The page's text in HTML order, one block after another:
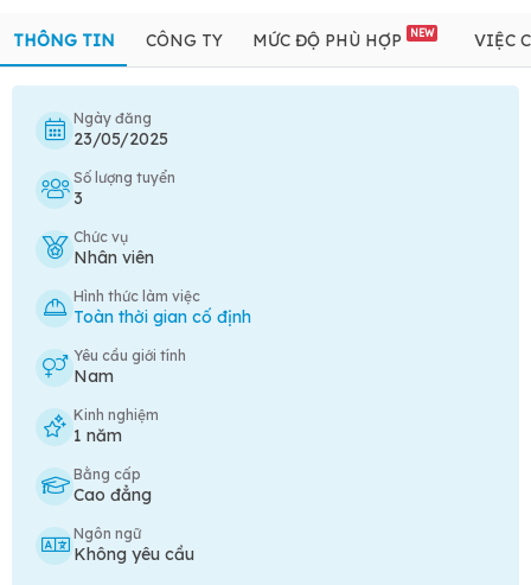
THÔNG TIN CÔNG TY MỨC ĐỘ PHÙ HỢP NEW VIỆC
Ngày đăng
23/05/2025
Số lượng tuyển
3
Chức vụ
Nhân viên
Hình thức làm việc
Toàn thời gian cố định
Yêu cầu giới tính
Nam
Kinh nghiệm
1 năm
Bằng cấp
Cao đẳng
Ngôn ngữ
Không yêu cầu